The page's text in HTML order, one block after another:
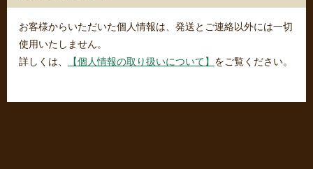
お客様からいただいた個人情報は、発送とご連絡以外には一切
使用いたしません。
詳しくは、
【個人情報の取り扱いについて】 をご覧ください。